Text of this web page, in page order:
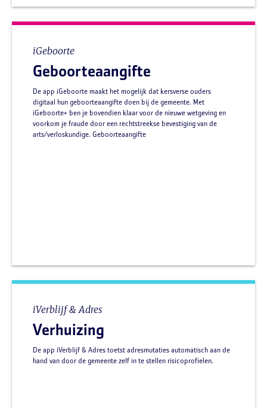
iGeboorte
Geboorteaangifte
De app iGeboorte maakt het mogelijk dat kersverse ouders
digitaal hun geboorteaangifte doen bij de gemeente. Met
iGeboorte+ ben je bovendien klaar voor de nieuwe wetgeving en
voorkom je fraude door een rechtstreekse bevestiging van de
arts/verloskundige. Geboorteaangifte
iVerblijf & Adres
Verhuizing
De app iVerblijf & Adres toetst adresmutaties automatisch aan de
hand van door de gemeente zelf in te stellen risicoprofielen.